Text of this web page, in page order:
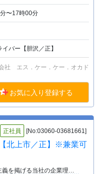
〜17時00分
バー【胆沢／正】
社 エス．ケー．ケー．オカド
お気に入り登録する
正社員 [No:03060-03681661]
北上市／正】※兼業可